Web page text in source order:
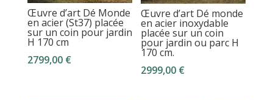
Œuvre d’art Dé Monde
en acier (St37) placée
sur un coin pour jardin
H 170 cm
2799,00 €
Œuvre d’art Dé monde
en acier inoxydable
placée sur un coin
pour jardin ou parc H
170 cm.
2999,00 €